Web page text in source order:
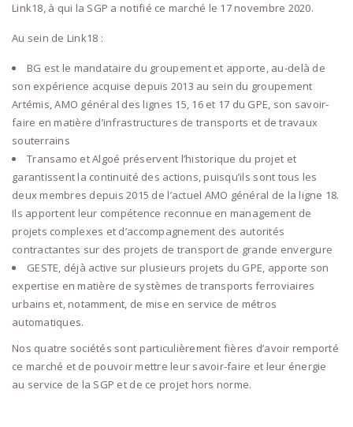
Link18, à qui la SGP a notifié ce marché le 17 novembre 2020.
Au sein de Link18 :
BG est le mandataire du groupement et apporte, au-delà de
son expérience acquise depuis 2013 au sein du groupement
Artémis, AMO général des lignes 15, 16 et 17 du GPE, son savoir-
faire en matière d’infrastructures de transports et de travaux
souterrains
Transamo et Algoé préservent l’historique du projet et
garantissent la continuité des actions, puisqu’ils sont tous les
deux membres depuis 2015 de l’actuel AMO général de la ligne 18.
Ils apportent leur compétence reconnue en management de
projets complexes et d’accompagnement des autorités
contractantes sur des projets de transport de grande envergure
GESTE, déjà active sur plusieurs projets du GPE, apporte son
expertise en matière de systèmes de transports ferroviaires
urbains et, notamment, de mise en service de métros
automatiques.
Nos quatre sociétés sont particulièrement fières d’avoir remporté
ce marché et de pouvoir mettre leur savoir-faire et leur énergie
au service de la SGP et de ce projet hors norme.